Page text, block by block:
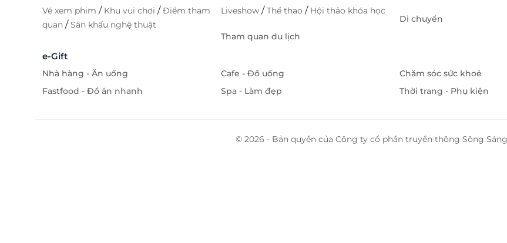
Vé xem phim / Khu vui chơi /Điểm tham
quan /Sân khấu nghệ thuật
Liveshow /Thể thao / Hội thảo khóa học
Tham quan du lịch
Di chuyển
e-Gift
Nhà hàng - Ăn uống
Fastfood - Đồ ăn nhanh
Cafe - Đồ uống
Spa - Làm đẹp
Chăm sóc sức khoẻ
Thời trang - Phụ kiện
© 2026 - Bản quyền của Công ty cổ phần truyền thông Sông